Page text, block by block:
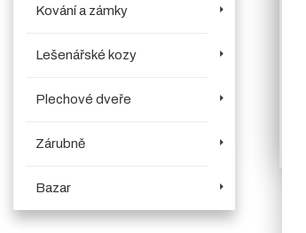
Kování a zámky
Lešenářské kozy
Plechové dveře
Zárubně
Bazar